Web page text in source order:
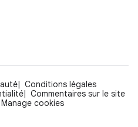
Conditions légales
Commentaires sur le site
Manage cookies